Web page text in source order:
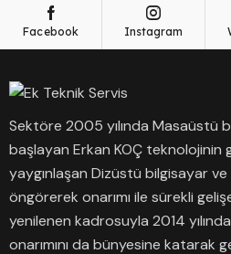
Facebook Instagram
Sektöre 2005 yılında Masaüstü
başlayan Erkan KOÇ teknolojinin
yaygınlaşan Dizüstü bilgisayar ve
öngörerek onarımı ile sürekli
yenilenen kadrosuyla 2014
onarımını da bünyesine katarak